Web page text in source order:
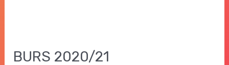
BURS 2020/21